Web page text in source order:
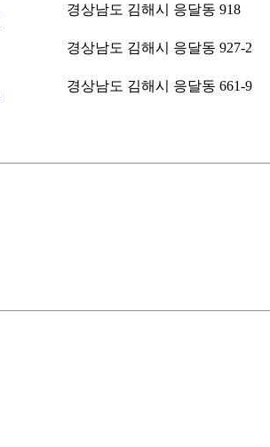
경상남도 김해시 응달동 918
경상남도 김해시 응달동 927-2
경상남도 김해시 응달동 661-9